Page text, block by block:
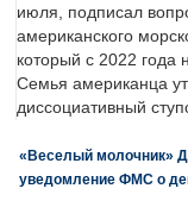
июля, подписал
американского
который с 2022 года
Семья американца
диссоциативный
«Веселый молочник»
уведомление ФМС о